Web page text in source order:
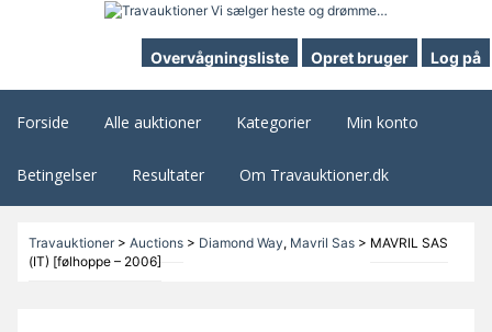
Overvågningsliste Opret bruger Log på
Forside Alle auktioner Kategorier Min konto
Betingelser Resultater Om Travauktioner.dk
Travauktioner> Auctions> Diamond Way, Mavril Sas> MAVRIL SAS
(IT) [følhoppe – 2006]